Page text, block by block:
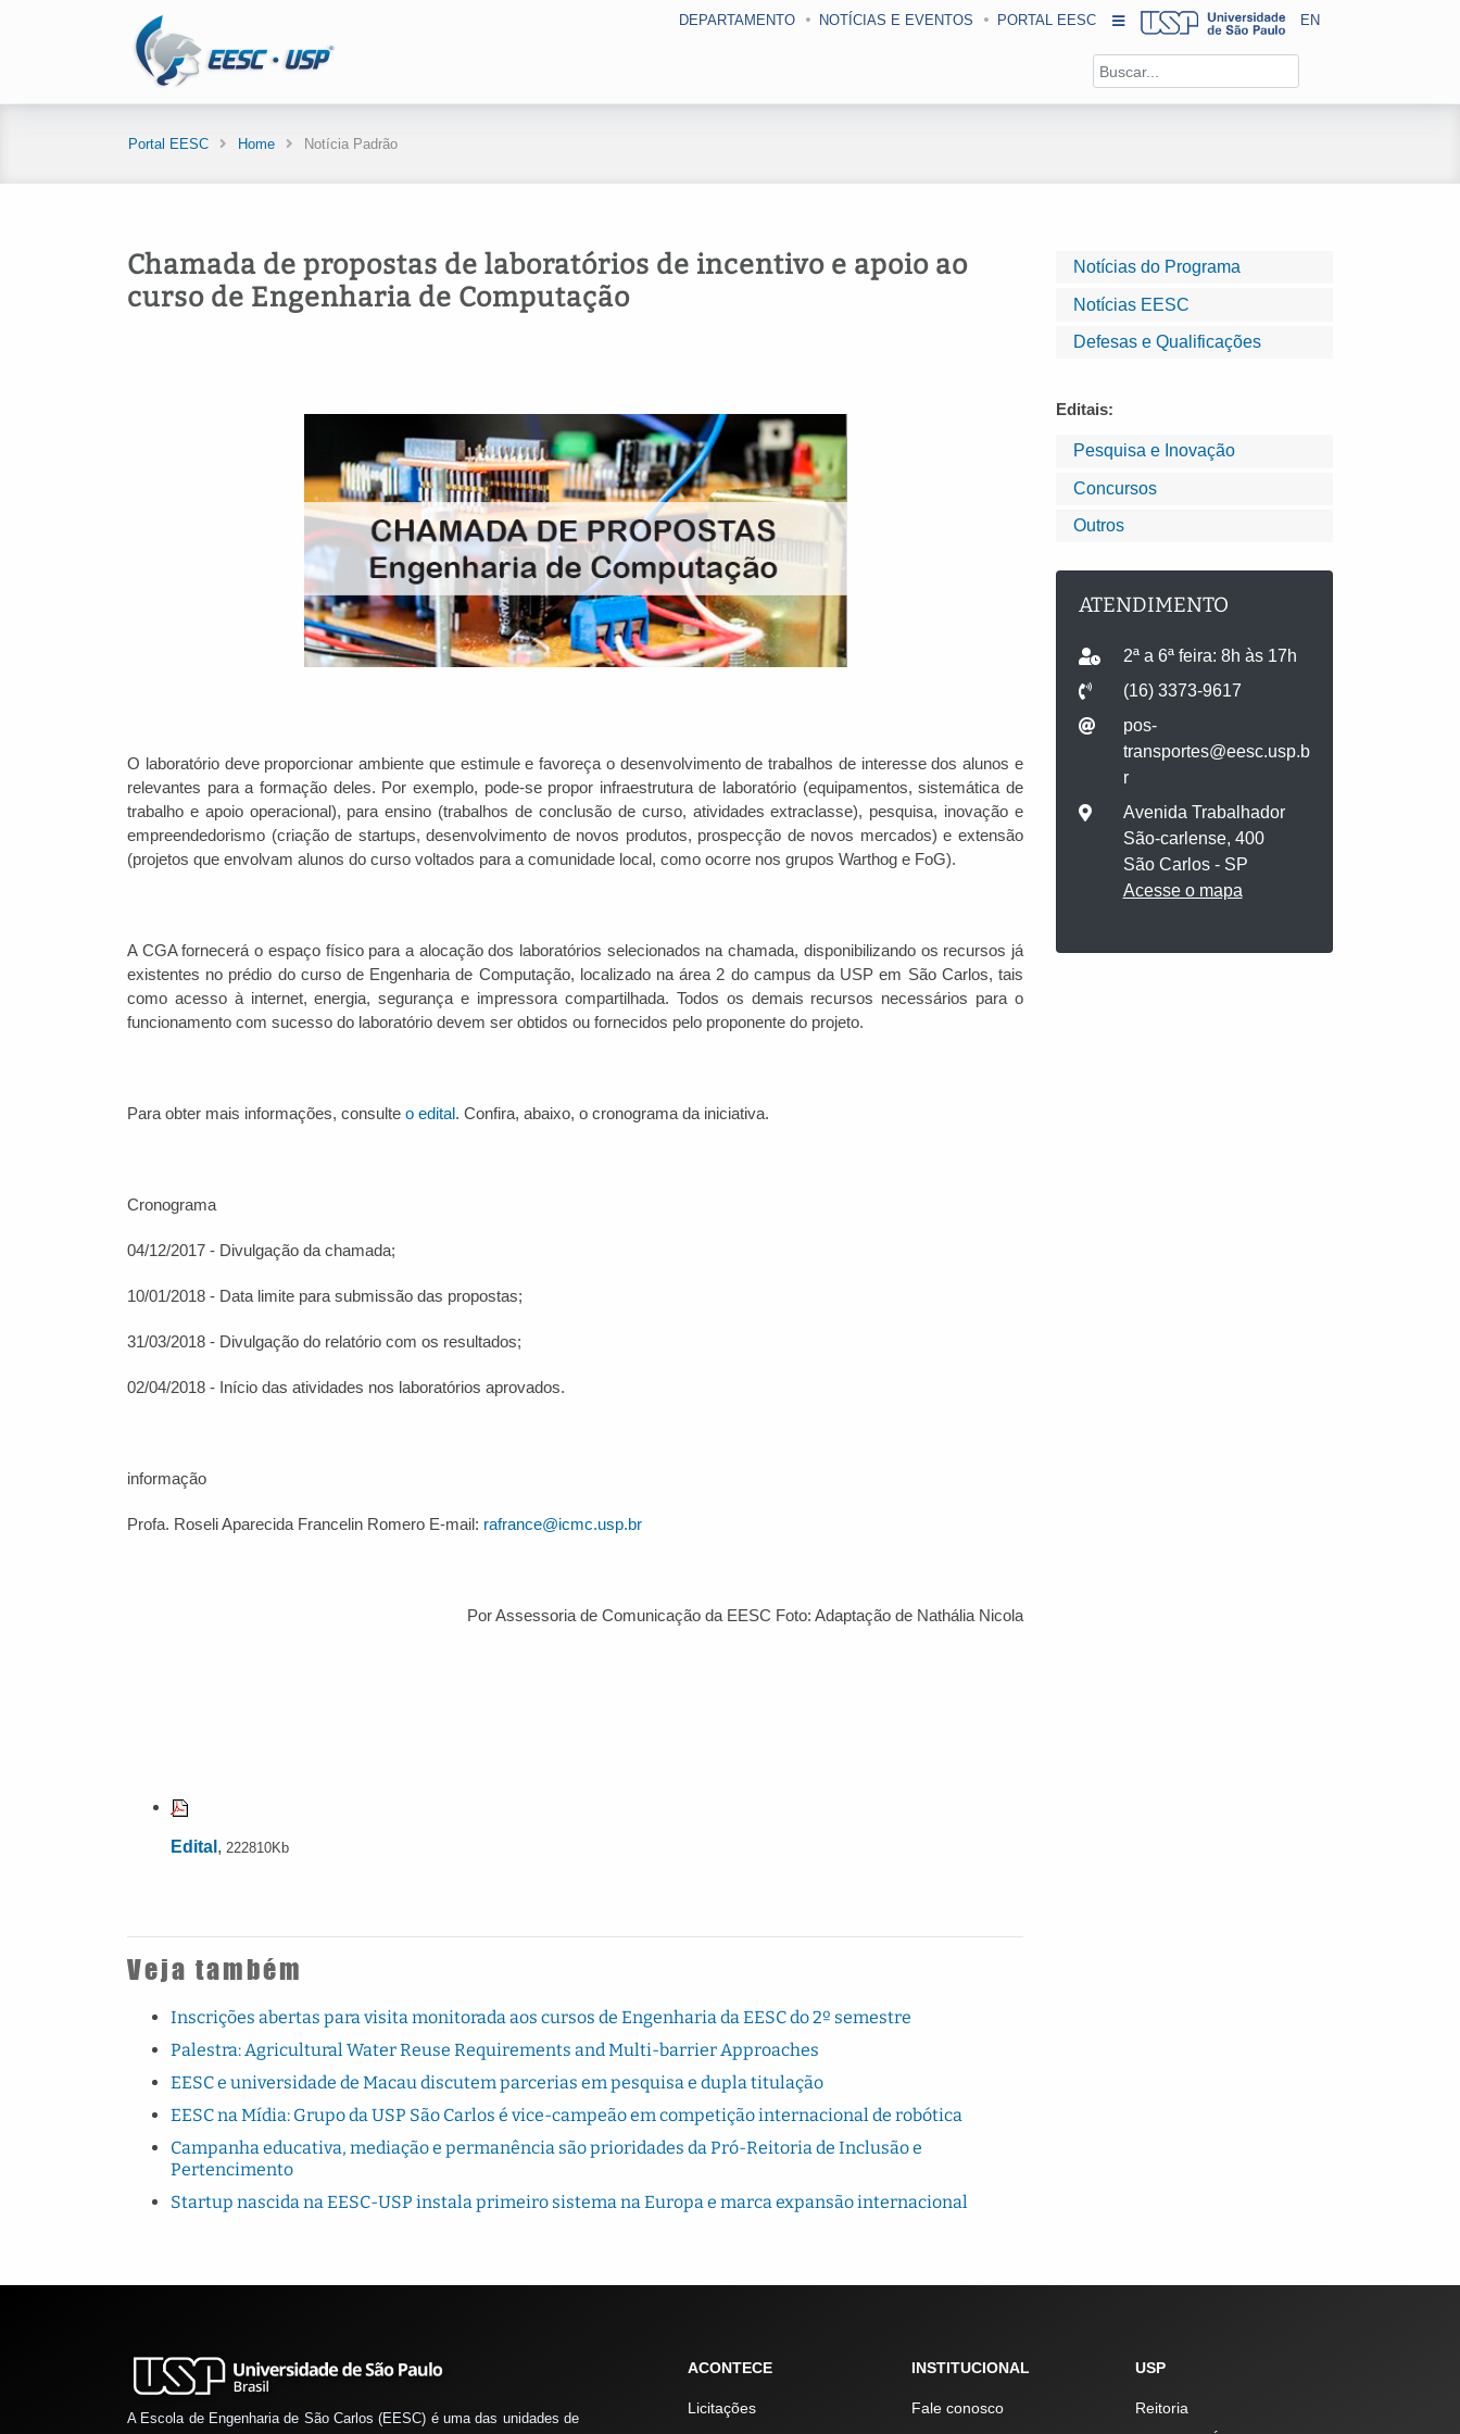
DEPARTAMENTO NOTÍCIAS E EVENTOS PORTAL EESC EN
Portal EESC Home Notícia Padrão
Notícias do Programa
Notícias EESC
Defesas e Qualificações
Editais:
Pesquisa e Inovação
Concursos
Outros
ATENDIMENTO
2ª a 6ª feira: 8h às 17h
(16) 3373-9617
pos-
transportes@eesc.usp.b
r
Avenida Trabalhador
São-carlense, 400
São Carlos - SP
Acesse o mapa
Chamada de propostas de laboratórios de incentivo e apoio ao
curso de Engenharia de Computação
O laboratório deve proporcionar ambiente que estimule e favoreça o desenvolvimento de trabalhos de interesse dos alunos e
relevantes para a formação deles. Por exemplo, pode-se propor infraestrutura de laboratório (equipamentos, sistemática de
trabalho e apoio operacional), para ensino (trabalhos de conclusão de curso, atividades extraclasse), pesquisa, inovação e
empreendedorismo (criação de startups, desenvolvimento de novos produtos, prospecção de novos mercados) e extensão
(projetos que envolvam alunos do curso voltados para a comunidade local, como ocorre nos grupos Warthog e FoG).
A CGA fornecerá o espaço físico para a alocação dos laboratórios selecionados na chamada, disponibilizando os recursos já
existentes no prédio do curso de Engenharia de Computação, localizado na área 2 do campus da USP em São Carlos, tais
como acesso à internet, energia, segurança e impressora compartilhada. Todos os demais recursos necessários para o
funcionamento com sucesso do laboratório devem ser obtidos ou fornecidos pelo proponente do projeto.
Para obter mais informações, consulte o edital. Confira, abaixo, o cronograma da iniciativa.
Cronograma
04/12/2017 - Divulgação da chamada;
10/01/2018 - Data limite para submissão das propostas;
31/03/2018 - Divulgação do relatório com os resultados;
02/04/2018 - Início das atividades nos laboratórios aprovados.
informação
Profa. Roseli Aparecida Francelin Romero E-mail: rafrance@icmc.usp.br
Por Assessoria de Comunicação da EESC Foto: Adaptação de Nathália Nicola
Edital , 222810Kb
Veja também
Inscrições abertas para visita monitorada aos cursos de Engenharia da EESC do 2º semestre
Palestra: Agricultural Water Reuse Requirements and Multi-barrier Approaches
EESC e universidade de Macau discutem parcerias em pesquisa e dupla titulação
EESC na Mídia: Grupo da USP São Carlos é vice-campeão em competição internacional de robótica
Campanha educativa, mediação e permanência são prioridades da Pró-Reitoria de Inclusão e
Pertencimento
Startup nascida na EESC-USP instala primeiro sistema na Europa e marca expansão internacional
A Escola de Engenharia de São Carlos (EESC) é uma das unidades de
ACONTECE
Licitações
INSTITUCIONAL
Fale conosco
USP
Reitoria